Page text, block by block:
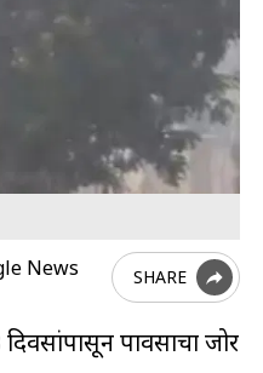
SHARE
पावसाचा जोर